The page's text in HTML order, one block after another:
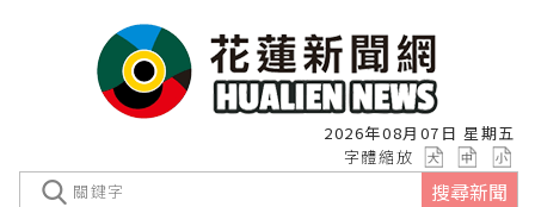
2026年08月07日 星期五
字體縮放
搜尋新聞